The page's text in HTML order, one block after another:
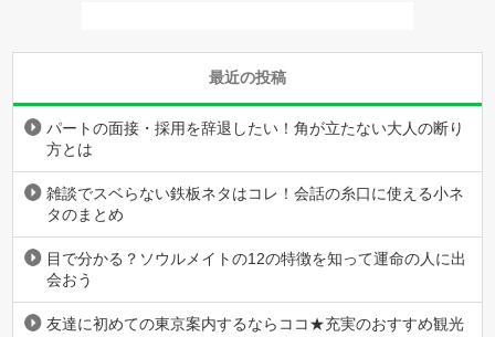
最近の投稿
パートの面接・採用を辞退したい！角が立たない大人の断り
方とは
雑談でスベらない鉄板ネタはコレ！会話の糸口に使える小ネ
タのまとめ
目で分かる？ソウルメイトの12の特徴を知って運命の人に出
会おう
友達に初めての東京案内するならココ★充実のおすすめ観光